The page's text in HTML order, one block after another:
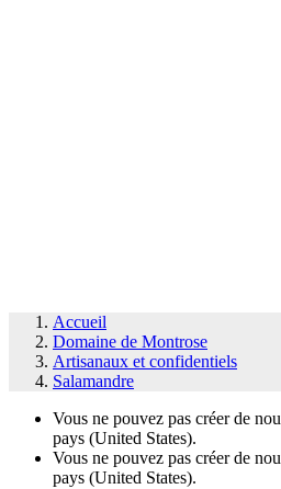
Accueil
Domaine de Montrose
Artisanaux et confidentiels
Salamandre
Vous ne pouvez pas créer de
pays (United States).
Vous ne pouvez pas créer de
pays (United States).